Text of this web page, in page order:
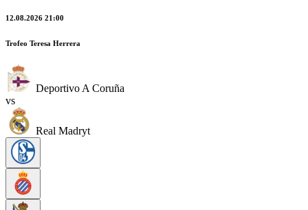
12.08.2026 21:00
Trofeo Teresa Herrera
Deportivo A Coruña
vs
Real Madryt